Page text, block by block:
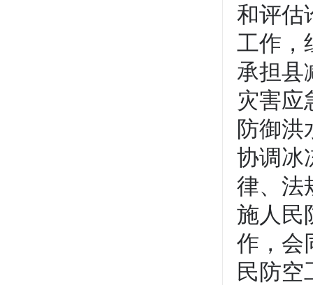
和评估
工作，
承担县
灾害应
防御洪
协调冰
律、法
施人民
作，会
民防空